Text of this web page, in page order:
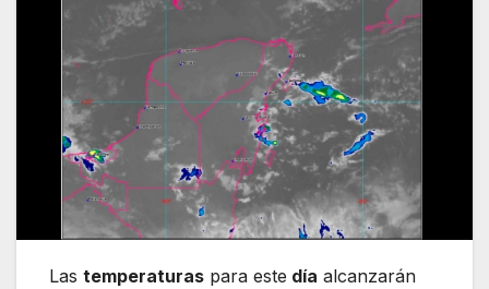
Las temperaturas para este día alcanzarán